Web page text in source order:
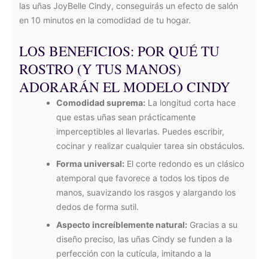
las uñas JoyBelle Cindy, conseguirás un efecto de salón
en 10 minutos en la comodidad de tu hogar.
LOS BENEFICIOS: POR QUÉ TU
ROSTRO (Y TUS MANOS)
ADORARÁN EL MODELO CINDY
Comodidad suprema: La longitud corta hace
que estas uñas sean prácticamente
imperceptibles al llevarlas. Puedes escribir,
cocinar y realizar cualquier tarea sin obstáculos.
Forma universal: El corte redondo es un clásico
atemporal que favorece a todos los tipos de
manos, suavizando los rasgos y alargando los
dedos de forma sutil.
Aspecto increíblemente natural: Gracias a su
diseño preciso, las uñas Cindy se funden a la
perfección con la cutícula, imitando a la